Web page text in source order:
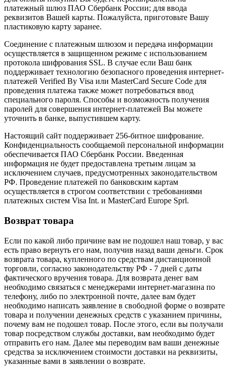
платежный шлюз ПАО Сбербанк России; для ввода
реквизитов Вашей карты. Пожалуйста, приготовьте Вашу
пластиковую карту заранее.
Соединение с платежным шлюзом и передача информации
осуществляется в защищенном режиме с использованием
протокола шифрования SSL. В случае если Ваш банк
поддерживает технологию безопасного проведения интернет-
платежей Verified By Visa или MasterCard Secure Code для
проведения платежа также может потребоваться ввод
специального пароля. Способы и возможность получения
паролей для совершения интернет-платежей Вы можете
уточнить в банке, выпустившем карту.
Настоящий сайт поддерживает 256-битное шифрование.
Конфиденциальность сообщаемой персональной информации
обеспечивается ПАО Сбербанк России. Введенная
информация не будет предоставлена третьим лицам за
исключением случаев, предусмотренных законодательством
РФ. Проведение платежей по банковским картам
осуществляется в строгом соответствии с требованиями
платежных систем Visa Int. и MasterCard Europe Sprl.
Возврат товара
Если по какой либо причине вам не подошел наш товар, у вас
есть право вернуть его нам, получив назад ваши деньги. Срок
возврата товара, купленного по средствам дистанционной
торговли, согласно законодательству РФ - 7 дней с даты
фактического вручения товара. Для возврата денег вам
необходимо связаться с менеджерами интернет-магазина по
телефону, либо по электронной почте, далее вам будет
необходимо написать заявление в свободной форме о возврате
товара и получении денежных средств с указанием причины,
почему вам не подошел товар. После этого, если вы получали
товар посредством службы доставки, вам необходимо будет
отправить его нам. Далее мы переводим вам ваши денежные
средства за исключением стоимости доставки на реквизиты,
указанные вами в заявлении о возврате.